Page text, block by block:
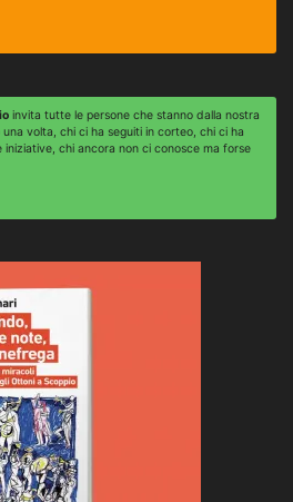
invita tutte le persone che stanno dalla nostra
volta, chi ci ha seguiti in corteo, chi ci ha
chi ancora non ci conosce ma forse